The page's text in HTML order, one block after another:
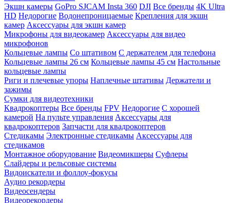
Экшн камеры GoPro SJCAM Insta 360 DJI Все бренды 4K Ultra
HD Недорогие Водонепроницаемые Крепления для экшн
камер Аксессуары для экшн камер
Микрофоны для видеокамер Аксессуары для видео
микрофонов
Кольцевые лампы Со штативом C держателем для телефона
Кольцевые лампы 26 см Кольцевые лампы 45 см Настольные
кольцевые лампы
Риги и плечевые упоры Наплечные штативы Держатели и
зажимы
Сумки для видеотехники
Квадрокоптеры Все бренды FPV Недорогие С хорошей
камерой На пульте управления Аксессуары для
квадрокоптеров Запчасти для квадрокоптеров
Стедикамы Электронные стедикамы Аксессуары для
стедикамов
Монтажное оборудование Видеомикшеры Суфлеры
Слайдеры и рельсовые системы
Видоискатели и фоллоу-фокусы
Аудио рекордеры
Видеосендеры
Видеорекордеры